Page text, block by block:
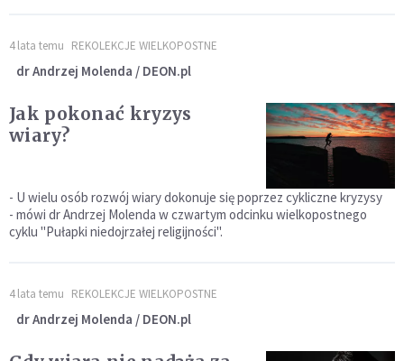
4 lata temu REKOLEKCJE WIELKOPOSTNE
dr Andrzej Molenda / DEON.pl
Jak pokonać kryzys
wiary?
- U wielu osób rozwój wiary dokonuje się poprzez cykliczne kryzysy
- mówi dr Andrzej Molenda w czwartym odcinku wielkopostnego
cyklu "Pułapki niedojrzałej religijności".
4 lata temu REKOLEKCJE WIELKOPOSTNE
dr Andrzej Molenda / DEON.pl